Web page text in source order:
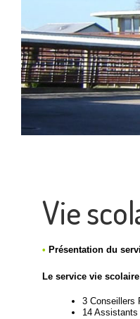
Vie
• Présentation du
Le service vie
3 Conseillers
14 Assistants